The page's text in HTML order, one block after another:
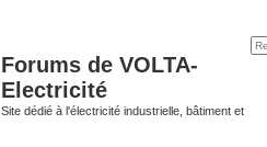
Forums de VOLTA-
Electricité
Site dédié à l'électricité industrielle, bâtiment et